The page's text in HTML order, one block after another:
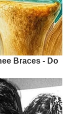
Braces - Do